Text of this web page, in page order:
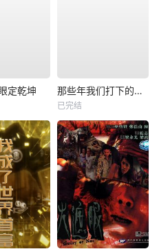
定乾坤 那些年我们打下的江山
已完结